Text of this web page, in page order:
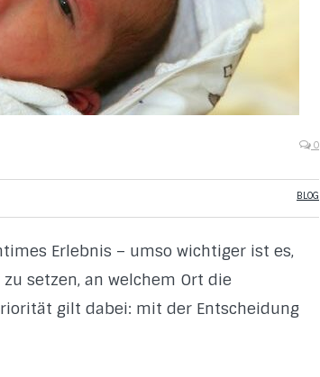
0
BLOG
Erlebnis – umso wichtiger ist es,
setzen, an welchem Ort die
gilt dabei: mit der Entscheidung